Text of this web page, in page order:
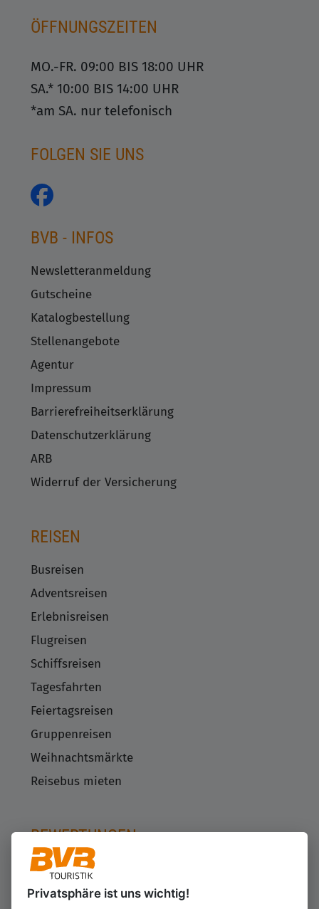
ÖFFNUNGSZEITEN
MO.-FR. 09:00 BIS 18:00 UHR
SA.* 10:00 BIS 14:00 UHR
*am SA. nur telefonisch
FOLGEN SIE UNS
BVB - INFOS
Newsletteranmeldung
Gutscheine
Katalogbestellung
Stellenangebote
Agentur
Impressum
Barrierefreiheitserklärung
Datenschutzerklärung
ARB
Widerruf der Versicherung
REISEN
Busreisen
Adventsreisen
Erlebnisreisen
Flugreisen
Schiffsreisen
Tagesfahrten
Feiertagsreisen
Gruppenreisen
Weihnachtsmärkte
Reisebus mieten
BEWERTUNGEN
Privatsphäre ist uns wichtig!